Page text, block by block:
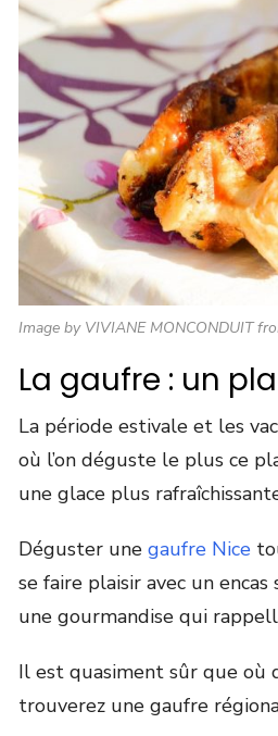
Image by VIVIANE MONCONDUIT
La gaufre : un
La période estivale et les
où l’on déguste le plus ce
une glace plus
Déguster une gaufre Nice
se faire plaisir avec un
une gourmandise qui
Il est quasiment sûr que où
trouverez une gaufre